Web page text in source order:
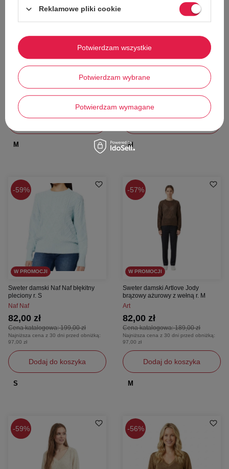
Sweter damska Naf Naf Tile
klasyczny w kolorze złamanej bieli
Naf Naf
Cena katalogowa:169,00 zł
74,00 zł
Najniższa cena z 30 dni przed obniżką:
87,00 zł
M
Sweter damski Pieces Ellen szary
miękki klasyczny
Pieces
Cena katalogowa:129,00 zł
57,00 zł
Najniższa cena z 30 dni przed obniżką:
M
59%
W PROMOCJI
Sweter damski Naf Naf błękitny
pleciony r. S
Naf Naf
Cena katalogowa:199,00 zł
82,00 zł
Najniższa cena z 30 dni przed obniżką:
97,00 zł
Dodaj do koszyka
S
57%
W PROMOCJI
Sweter damski Artlove Jody
brązowy ażurowy z wełną r. M
Art
Cena katalogowa:189,00 zł
82,00 zł
Najniższa cena z 30 dni przed obniżką:
97,00 zł
Dodaj do koszyka
M
59% 56%
Reklamowe pliki cookie
Potwierdzam wybrane
Potwierdzam wymagane
Potwierdzam wszystkie